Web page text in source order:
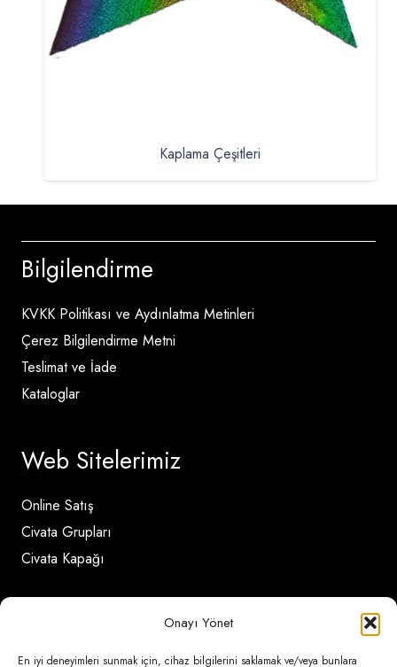
Onayı Yönet
En iyi deneyimleri sunmak için, cihaz bilgilerini saklamak ve/veya bunlara
Kaplama Çeşitleri
Bilgilendirme
KVKK Politikası ve Aydınlatma Metinleri
Çerez Bilgilendirme Metni
Teslimat ve İade
Kataloglar
Web Sitelerimiz
Online Satış
Civata Grupları
Civata Kapağı
İletişim Detayları